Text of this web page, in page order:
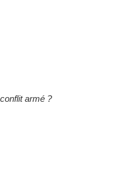
armé ?